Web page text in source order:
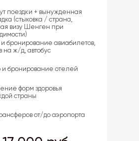
поездки + вынужденная
(стыковка / страна,
визу Шенген при
и бронирование авиабилетов,
на ж/д, автобус
и бронирование отелей
форм здоровья
страны
от/до аэропорта